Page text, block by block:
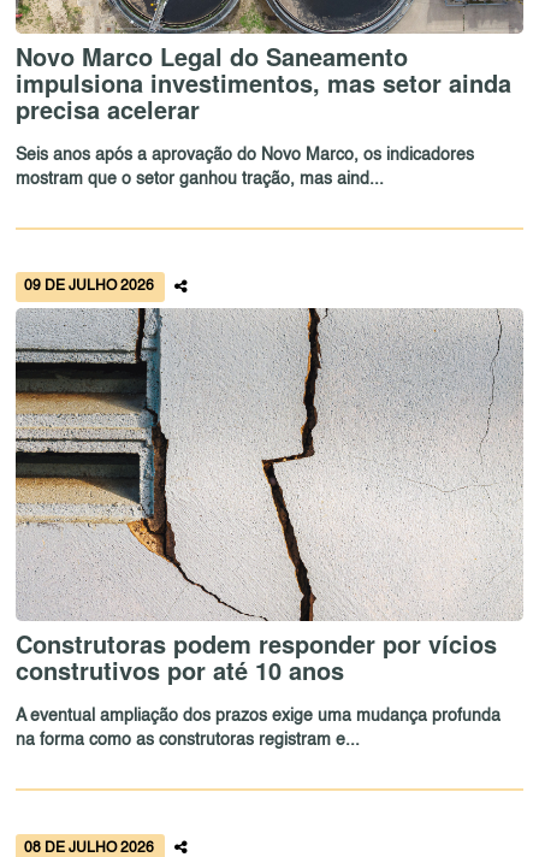
Novo Marco Legal do Saneamento
impulsiona investimentos, mas setor ainda
precisa acelerar
Seis anos após a aprovação do Novo Marco, os indicadores
mostram que o setor ganhou tração, mas aind...
09 DE JULHO 2026
Construtoras podem responder por vícios
construtivos por até 10 anos
A eventual ampliação dos prazos exige uma mudança profunda
na forma como as construtoras registram e...
08 DE JULHO 2026